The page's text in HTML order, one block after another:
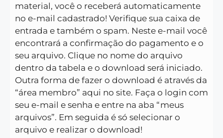
material, você o receberá automaticamente
no e-mail cadastrado! Verifique sua caixa de
entrada e também o spam. Neste e-mail você
encontrará a confirmação do pagamento e o
seu arquivo. Clique no nome do arquivo
dentro da tabela e o download será iniciado.
Outra forma de fazer o download é através da
“área membro” aqui no site. Faça o login com
seu e-mail e senha e entre na aba “meus
arquivos”. Em seguida é só selecionar o
arquivo e realizar o download!